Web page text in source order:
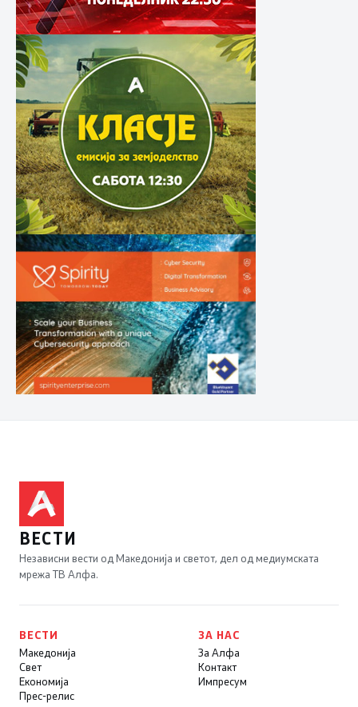
ВЕСТИ
Независни вести од Македонија и светот, дел од медиумската
мрежа ТВ Алфа.
ВЕСТИ
Македонија
Свет
Економија
Прес-релис
ЗА НАС
За Алфа
Контакт
Импресум